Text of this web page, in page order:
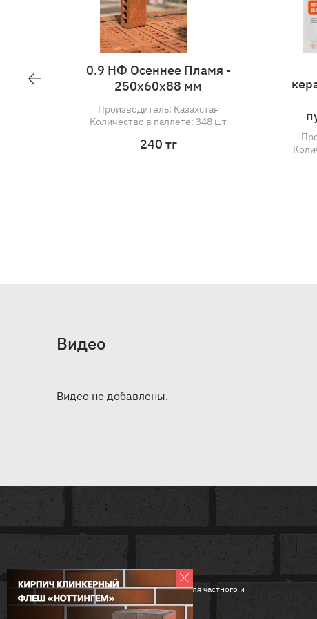
-
0.9 НФ Осеннее Пламя -
250х60х88 мм
Производитель: Казахстан
Количество в паллете: 348 шт
240 тг
Видео
Видео не добавлены.
Компания по поставке кирпичей для частного и
многоэтажного домостроения.